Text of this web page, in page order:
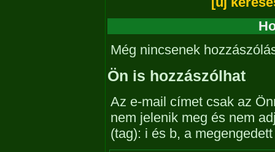
Még nincsenek
Ön is hozzászólhat
Az e-mail címet csak az
nem jelenik meg és nem
(tag): i és b, a